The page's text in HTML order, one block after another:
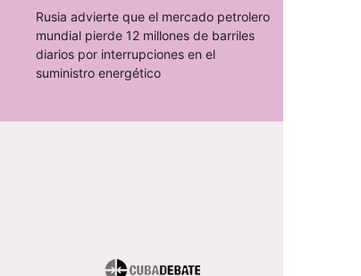
Rusia advierte que el mercado petrolero
mundial pierde 12 millones de barriles
diarios por interrupciones en el
suministro energético